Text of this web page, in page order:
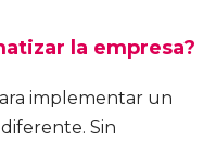
la empresa?
implementar un
Sin